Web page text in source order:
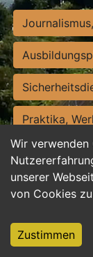
Wir verwenden
unserer
von Cookies
Zustimmen
Praktika,
Hilfskräfte,